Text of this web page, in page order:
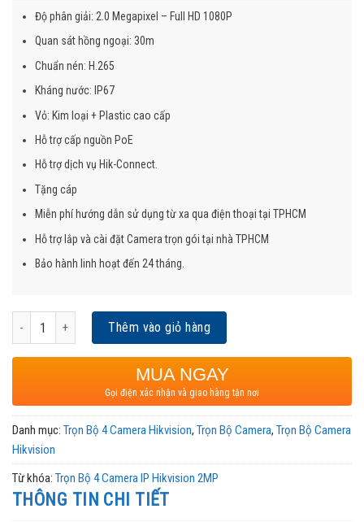
Độ phân giải: 2.0 Megapixel – Full HD 1080P
Quan sát hồng ngoại: 30m
Chuẩn nén: H.265
Kháng nước: IP67
Vỏ: Kim loại + Plastic cao cấp
Hỗ trợ cấp nguồn PoE
Hỗ trợ dịch vụ Hik-Connect.
Tặng cáp
Miễn phí hướng dẫn sử dụng từ xa qua điện thoại tại TPHCM
Hỗ trợ lắp và cài đặt Camera trọn gói tại nhà TPHCM
Bảo hành linh hoạt đến 24 tháng.
Trọn Bộ 4 Camera IP Hikvision 2MP Full HD, IP67, IR 30m số lượng
Thêm vào giỏ hàng
MUA NGAY
Gọi điện xác nhận và giao hàng tận nơi
Danh mục: Trọn Bộ 4 Camera Hikvision, Trọn Bộ Camera, Trọn Bộ Camera
Hikvision
Từ khóa: Trọn Bộ 4 Camera IP Hikvision 2MP
THÔNG TIN CHI TIẾT